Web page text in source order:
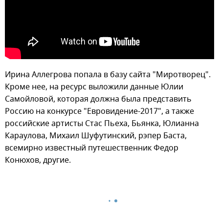
Ирина Аллегрова попала в базу сайта "Миротворец".
Кроме нее, на ресурс выложили данные Юлии
Самойловой, которая должна была представить
Россию на конкурсе "Евровидение-2017", а также
российские артисты Стас Пьеха, Бьянка, Юлианна
Караулова, Михаил Шуфутинский, рэпер Баста,
всемирно известный путешественник Федор
Конюхов, другие.